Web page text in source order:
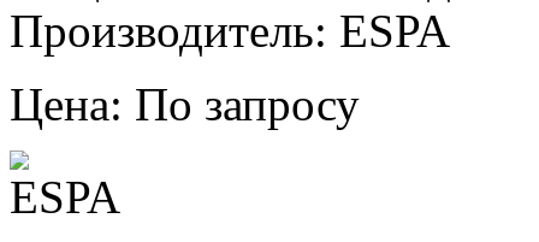
Производитель: ESPA
Цена: По запросу